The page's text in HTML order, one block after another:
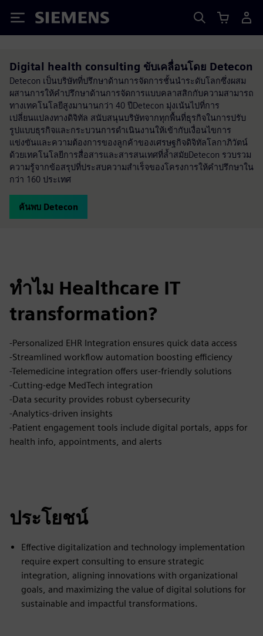
Siemens
Digital health consulting ขับเคลื่อนโดย Detecon
Detecon เป็นบริษัทที่ปรึกษาด้านการจัดการชั้นนำระดับโลกซึ่งผสม
ผสานการให้คำปรึกษาด้านการจัดการแบบคลาสสิกกับความสามารถ
ทางเทคโนโลยีสูงมานานกว่า 40 ปีDetecon มุ่งเน้นไปที่การ
เปลี่ยนแปลงทางดิจิทัล สนับสนุนบริษัทจากทุกพื้นที่ธุรกิจในการปรับ
รูปแบบธุรกิจและกระบวนการดำเนินงานให้เข้ากับเงื่อนไขการ
แข่งขันและความต้องการของลูกค้าของเศรษฐกิจดิจิทัลโลกาภิวัตน์
ด้วยเทคโนโลยีการสื่อสารและสารสนเทศที่ล้ำสมัยDetecon รวบรวม
ความรู้จากข้อสรุปที่ประสบความสำเร็จของโครงการให้คำปรึกษาใน
กว่า 160 ประเทศ
ค้นพบ Detecon
ทำไม Healthcare IT
transformation?
-Personalized EHR Integration ensures quick data access
-Streamlined workflow automation boosting efficiency
-Telemedicine integration offers user-friendly solutions
-Cutting-edge MedTech integration
-Data security provides robust cybersecurity
-Analytics-driven insights
-Patient engagement tools include digital portals, apps for
health info, appointments, and alerts
ประโยชน์
Effective digitalization and technology implementation
require expert consulting to ensure strategic
integration, aligning innovations with organizational
goals, and maximizing the value of digital solutions for
sustainable and impactful transformations.